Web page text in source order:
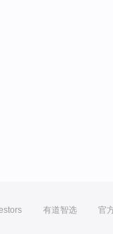
有道智选 官